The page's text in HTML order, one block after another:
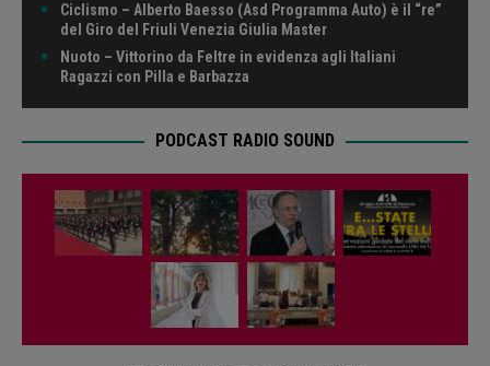
Ciclismo – Alberto Baesso (Asd Programma Auto) è il “re”
del Giro del Friuli Venezia Giulia Master
Nuoto – Vittorino da Feltre in evidenza agli Italiani
Ragazzi con Pilla e Barbazza
PODCAST RADIO SOUND